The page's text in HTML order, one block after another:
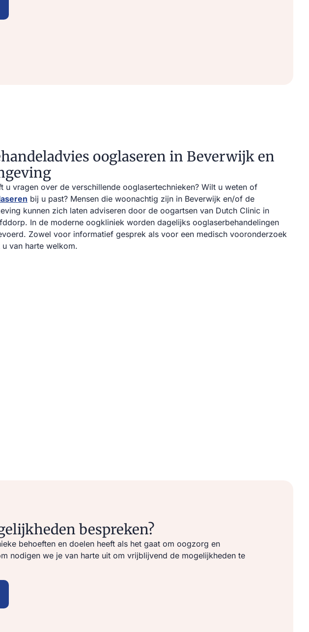
ooglaseren in Beverwijk en
u vragen over de verschillende ooglasertechnieken? Wilt u weten of
bij u past? Mensen die woonachtig zijn in Beverwijk en/of de
kunnen zich laten adviseren door de oogartsen van Dutch Clinic in
In de moderne oogkliniek worden dagelijks ooglaserbehandelingen
Zowel voor informatief gesprek als voor een medisch vooronderzoek
u van harte welkom.
bespreken?
behoeften en doelen heeft als het gaat om oogzorg en
nodigen we je van harte uit om vrijblijvend de mogelijkheden te